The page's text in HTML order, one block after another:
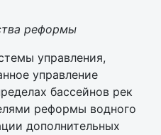
реформы
управления,
управление
бассейнов рек
реформы водного
дополнительных